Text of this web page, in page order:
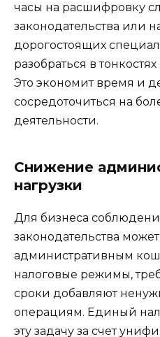
часы на расшифровку
законодательства или
дорогостоящих
разобраться в
Это экономит время и
сосредоточиться на
деятельности.
Снижение
нагрузки
Для бизнеса
законодательства может
административным
налоговые режимы,
сроки добавляют
операциям. Единый
эту задачу за счет